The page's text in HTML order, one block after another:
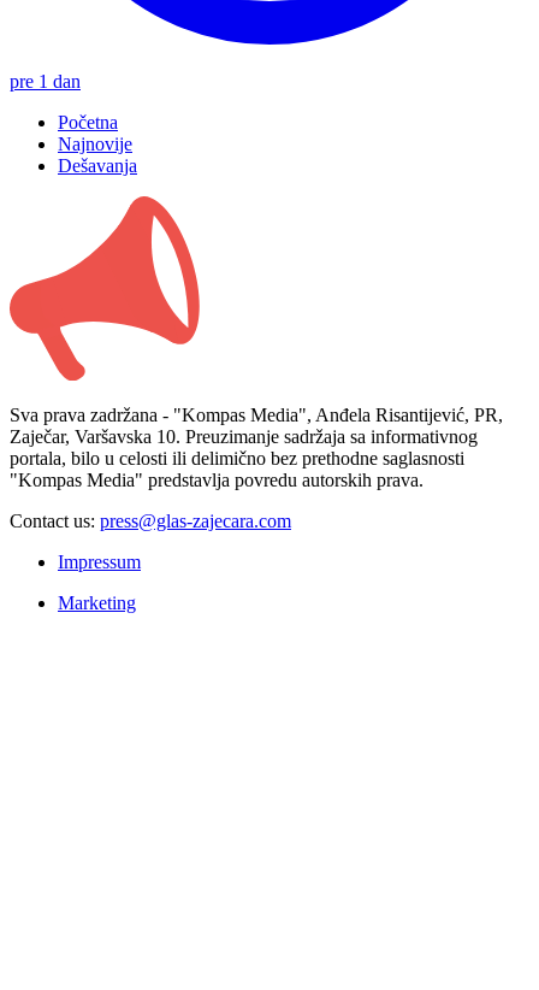
pre 1 dan
Početna
Najnovije
Dešavanja
Sva prava zadržana - "Kompas Media", Anđela Risantijević, PR,
Zaječar, Varšavska 10. Preuzimanje sadržaja sa informativnog
portala, bilo u celosti ili delimično bez prethodne saglasnosti
"Kompas Media" predstavlja povredu autorskih prava.
Contact us: press@glas-zajecara.com
Impressum
Marketing